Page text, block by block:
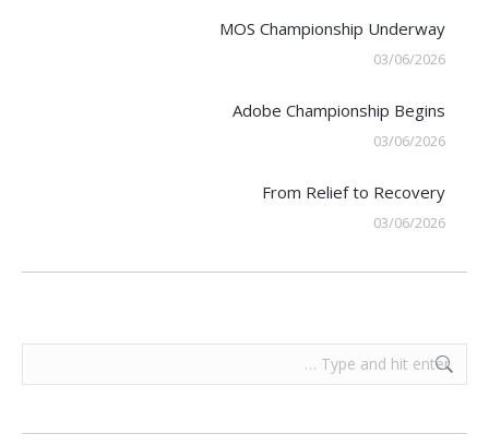
MOS Championship Underway
03/06/2026
Adobe Championship Begins
03/06/2026
From Relief to Recovery
03/06/2026
Search: